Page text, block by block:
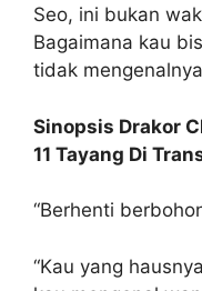
Seo, ini bukan
Bagaimana kau
tidak
Sinopsis Drakor
11 Tayang Di
“Berhenti
“Kau yang